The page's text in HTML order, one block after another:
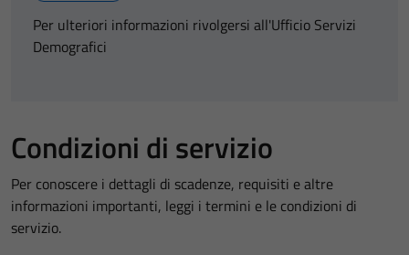
Per ulteriori informazioni rivolgersi all'Ufficio Servizi
Demografici
Condizioni di servizio
Per conoscere i dettagli di scadenze, requisiti e altre
informazioni importanti, leggi i termini e le condizioni di
servizio.